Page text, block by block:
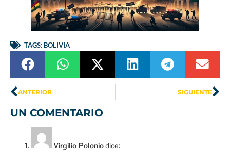
TAGS: BOLIVIA
ANTERIOR SIGUIENTE
UN COMENTARIO
Virgilio Poloniodice: